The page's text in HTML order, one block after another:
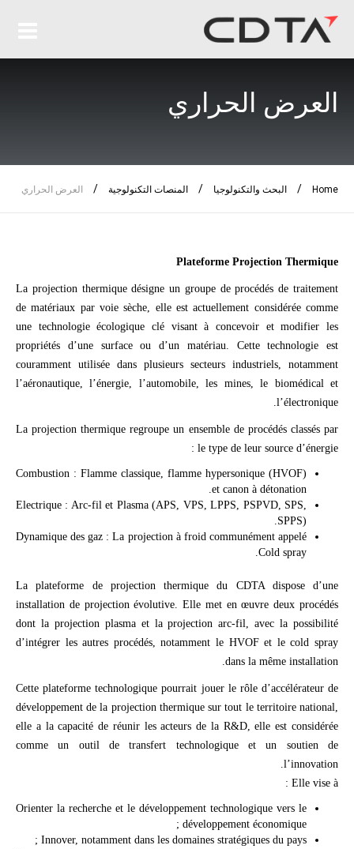
العرض الحراري
Home
/ البحث والتكنولوجيا / المنصات التكنولوجية / العرض الحراري
Plateforme Projection Thermique
La projection thermique désigne un groupe de procédés de traitement
de matériaux par voie sèche, elle est actuellement considérée comme
une technologie écologique clé visant à concevoir et modifier les
propriétés d’une surface ou d’un matériau. Cette technologie est
couramment utilisée dans plusieurs secteurs industriels, notamment
l’aéronautique, l’énergie, l’automobile, les mines, le biomédical et
l’électronique.
La projection thermique regroupe un ensemble de procédés classés par
le type de leur source d’énergie :
Combustion : Flamme classique, flamme hypersonique (HVOF)
et canon à détonation.
Electrique : Arc-fil et Plasma (APS, VPS, LPPS, PSPVD, SPS,
SPPS).
Dynamique des gaz : La projection à froid communément appelé
Cold spray.
La plateforme de projection thermique du CDTA dispose d’une
installation de projection évolutive. Elle met en œuvre deux procédés
dont la projection plasma et la projection arc-fil, avec la possibilité
d’intégrer les autres procédés, notamment le HVOF et le cold spray
dans la même installation.
Cette plateforme technologique pourrait jouer le rôle d’accélérateur de
développement de la projection thermique sur tout le territoire national,
elle a la capacité de réunir les acteurs de la R&D, elle est considérée
comme un outil de transfert technologique et un soutien de
l’innovation.
Elle vise à :
Orienter la recherche et le développement technologique vers le
développement économique ;
Innover, notamment dans les domaines stratégiques du pays ;